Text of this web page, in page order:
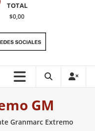
TOTAL
$0,00
GM
Granmarc Extremo